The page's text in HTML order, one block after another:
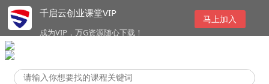
千启云创业课堂VIP
成为VIP，万G资源随心下载！
马上加入